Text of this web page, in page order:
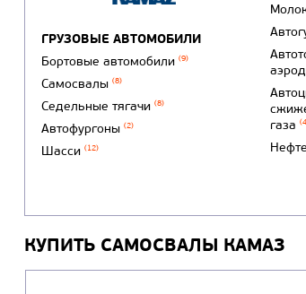
ГРУЗОВЫЕ АВТОМОБИЛИ
Бортовые автомобили (9)
Самосвалы (8)
Седельные тягачи (8)
Автофургоны (2)
Шасси (12)
газа
КУПИТЬ САМОСВАЛЫ КАМАЗ